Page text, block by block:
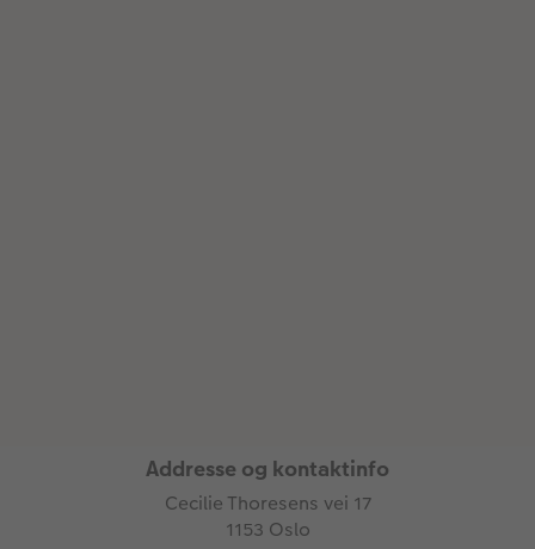
Addresse og kontaktinfo
Cecilie Thoresens vei 17
1153 Oslo